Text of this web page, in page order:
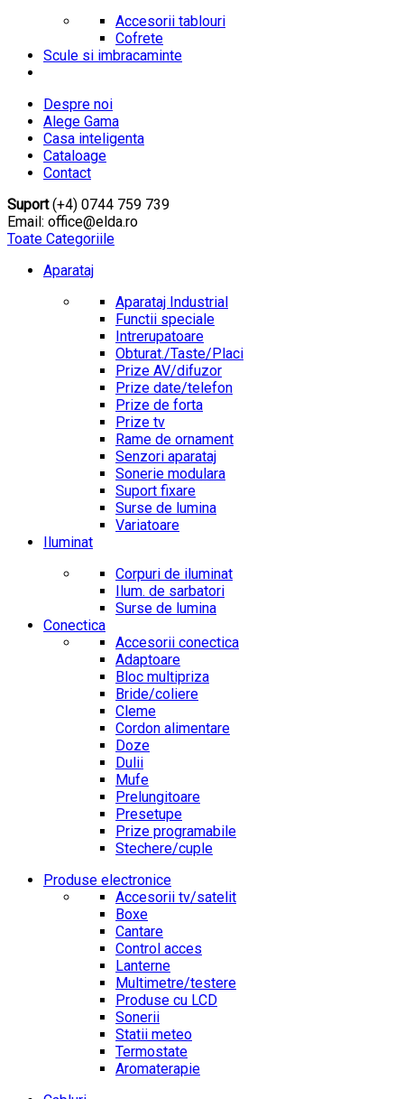
Accesorii tablouri
Cofrete
Scule si imbracaminte
Despre noi
Alege Gama
Casa inteligenta
Cataloage
Contact
Suport(+4) 0744 759 739
Email: office@elda.ro
Toate Categoriile
Aparataj
Aparataj Industrial
Functii speciale
Intrerupatoare
Obturat./Taste/Placi
Prize AV/difuzor
Prize date/telefon
Prize de forta
Prize tv
Rame de ornament
Senzori aparataj
Sonerie modulara
Suport fixare
Surse de lumina
Variatoare
Iluminat
Corpuri de iluminat
Ilum. de sarbatori
Surse de lumina
Conectica
Accesorii conectica
Adaptoare
Bloc multipriza
Bride/coliere
Cleme
Cordon alimentare
Doze
Dulii
Mufe
Prelungitoare
Presetupe
Prize programabile
Stechere/cuple
Produse electronice
Accesorii tv/satelit
Boxe
Cantare
Control acces
Lanterne
Multimetre/testere
Produse cu LCD
Sonerii
Statii meteo
Termostate
Aromaterapie